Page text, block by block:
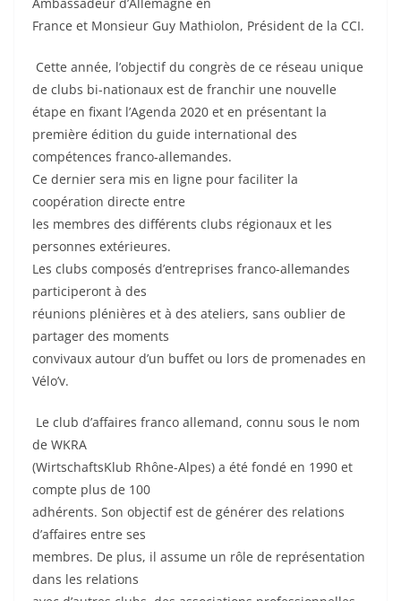
France et Monsieur Guy Mathiolon, Président de la CCI.
Cette année, l’objectif du congrès de ce réseau unique
de clubs bi-nationaux est de franchir une nouvelle
étape en fixant l’Agenda 2020 et en présentant la
première édition du guide international des
compétences franco-allemandes.
Ce dernier sera mis en ligne pour faciliter la
coopération directe entre
les membres des différents clubs régionaux et les
personnes extérieures.
Les clubs composés d’entreprises franco-allemandes
participeront à des
réunions plénières et à des ateliers, sans oublier de
partager des moments
convivaux autour d’un buffet ou lors de promenades en
Vélo’v.
Le club d’affaires franco allemand, connu sous le nom
de WKRA
(WirtschaftsKlub Rhône-Alpes) a été fondé en 1990 et
compte plus de 100
adhérents. Son objectif est de générer des relations
d’affaires entre ses
membres. De plus, il assume un rôle de représentation
dans les relations